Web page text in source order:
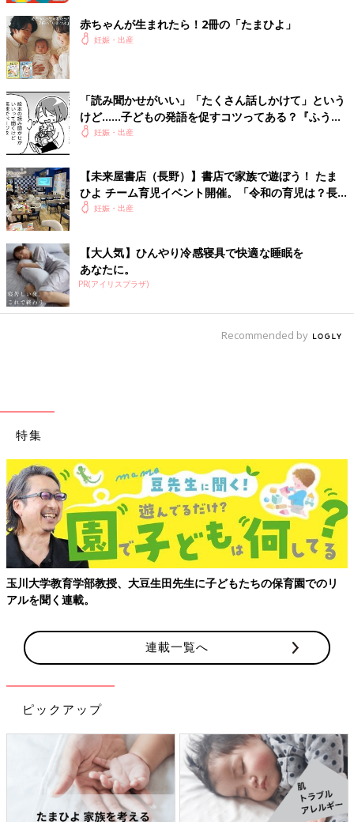
赤ちゃんが生まれたら！2冊の「たまひよ」
妊娠・出産
「読み聞かせがいい」「たくさん話しかけて」という
けど……子どもの発語を促すコツってある？『ふうふ
う子育て ＃64』
妊娠・出産
【未来屋書店（長野）】書店で家族で遊ぼう！ たま
ひよ チーム育児イベント開催。「令和の育児は？長
野県の場合は？」トークも。
妊娠・出産
【大人気】ひんやり冷感寝具で快適な睡眠を
あなたに。
PR(アイリスプラザ)
Recommended by
特集
玉川大学教育学部教授、大豆生田先生に子どもたちの保育園でのリ
アルを聞く連載。
連載一覧へ
ピックアップ